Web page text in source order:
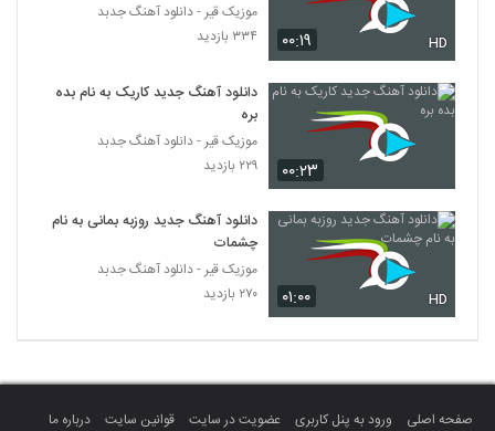
۰۰:۱۹ HD
موزیک قیر - دانلود آهنگ جدبد
۳۳۴ بازدید
۰۰:۲۳
دانلود آهنگ جدید کاریک به نام بده
بره
موزیک قیر - دانلود آهنگ جدبد
۲۲۹ بازدید
۰۱:۰۰ HD
دانلود آهنگ جدید روزبه بمانی به نام
چشمات
موزیک قیر - دانلود آهنگ جدبد
۲۷۰ بازدید
صفحه اصلی ورود به پنل کاربری عضویت در سایت قوانین سایت درباره ما